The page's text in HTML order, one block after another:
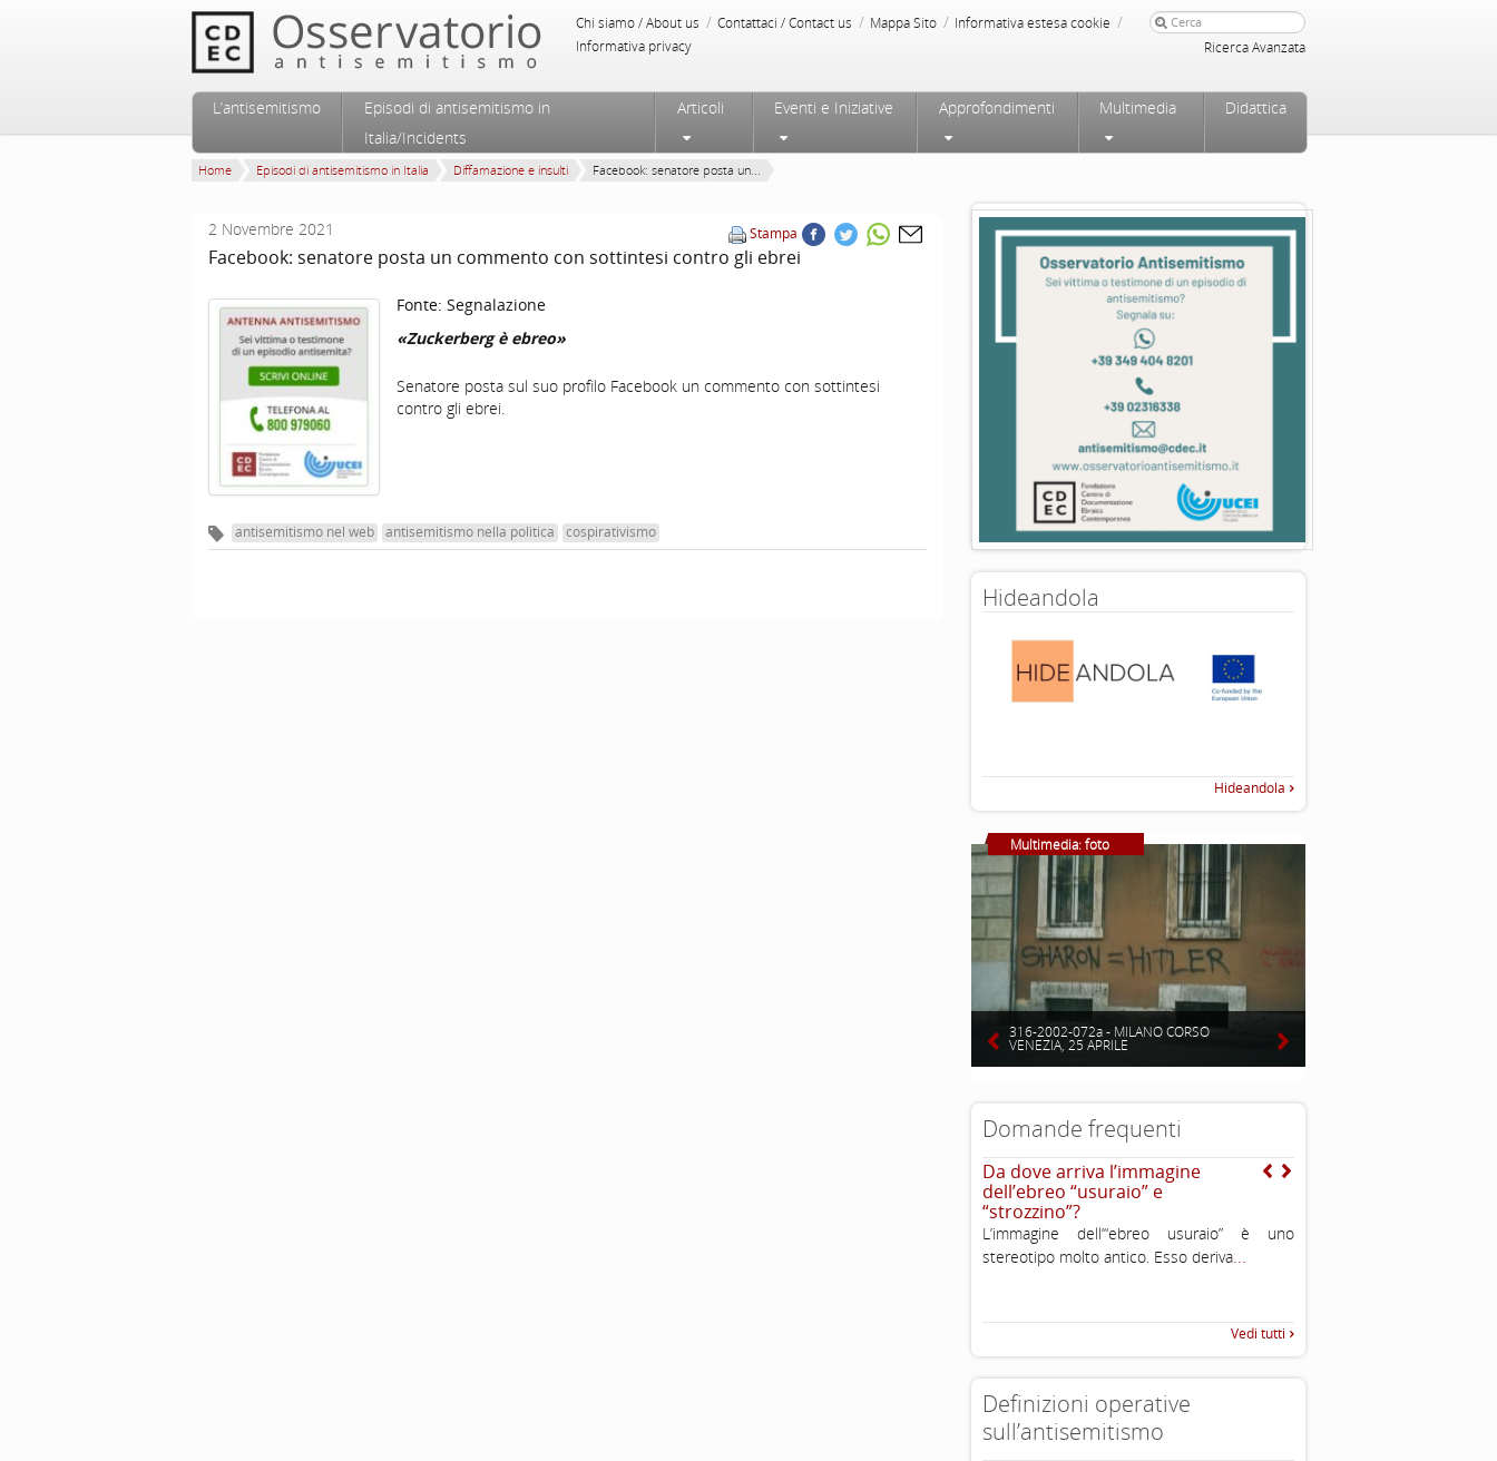
Chi siamo / About us / Contattaci / Contact us / Mappa Sito / Informativa estesa cookie /
Informativa privacy Ricerca Avanzata
Menu principale
Vai al contenuto principale
Vai al contenuto secondario
L’antisemitismo
Episodi di antisemitismo in
Italia/Incidents
Articoli Eventi e Iniziative Approfondimenti Multimedia Didattica
Home Episodi di antisemitismo in Italia Diffamazione e insulti Facebook: senatore posta un...
Stampa
2 Novembre 2021
Facebook: senatore posta un commento con sottintesi contro gli ebrei
Fonte: Segnalazione
«Zuckerberg è ebreo»
Senatore posta sul suo profilo Facebook un commento con sottintesi
contro gli ebrei.
antisemitismo nel web antisemitismo nella politica cospirativismo
Hideandola
Hideandola
Multimedia: foto
316-2002-072a - MILANO CORSO
VENEZIA, 25 APRILE
Domande frequenti
Da dove arriva l’immagine
dell’ebreo “usuraio” e
“strozzino”?
L’immagine dell’“ebreo usuraio” è uno
stereotipo molto antico. Esso deriva...
Vedi tutti
Definizioni operative
sull’antisemitismo